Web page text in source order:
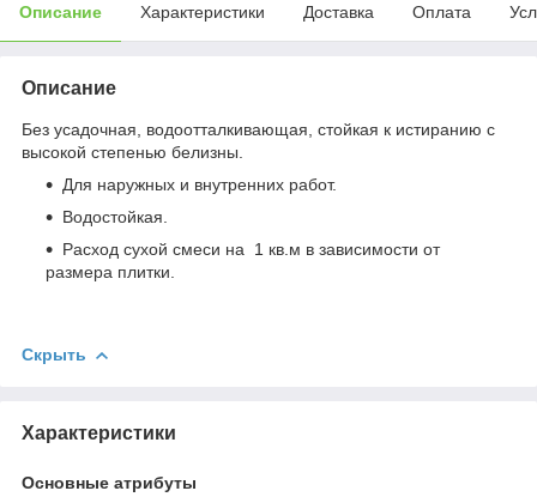
Описание Характеристики Доставка Оплата
Описание
Без усадочная, водоотталкивающая, стойкая к истиранию с
высокой степенью белизны.
Для наружных и внутренних работ.
Водостойкая.
Расход сухой смеси на 1 кв.м в зависимости от
размера плитки.
Скрыть
Характеристики
Основные атрибуты